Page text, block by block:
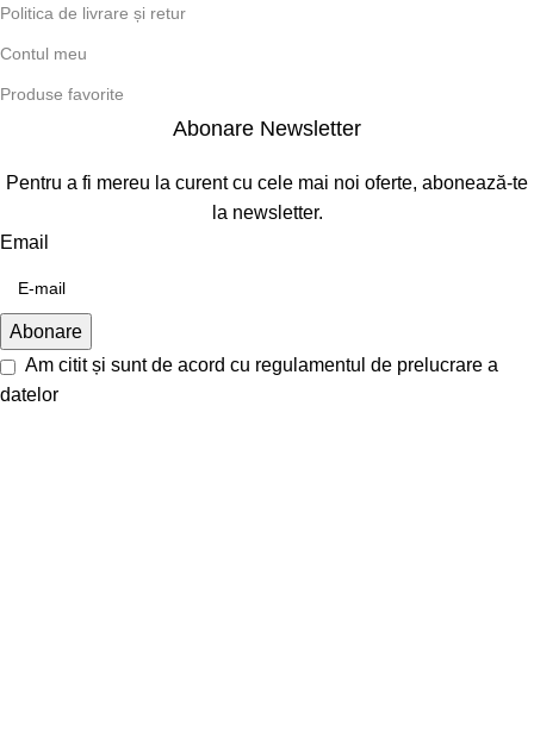
Politica de livrare și retur
Contul meu
Produse favorite
Abonare Newsletter
Pentru a fi mereu la curent cu cele mai noi oferte, abonează-te
la newsletter.
Email
Am citit și sunt de acord cu regulamentul de prelucrare a
datelor